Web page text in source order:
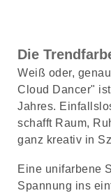
Die
Weiß oder,
Cloud Dancer"
Jahres.
schafft Raum,
ganz kreativ in
Eine unifarbene
Spannung ins